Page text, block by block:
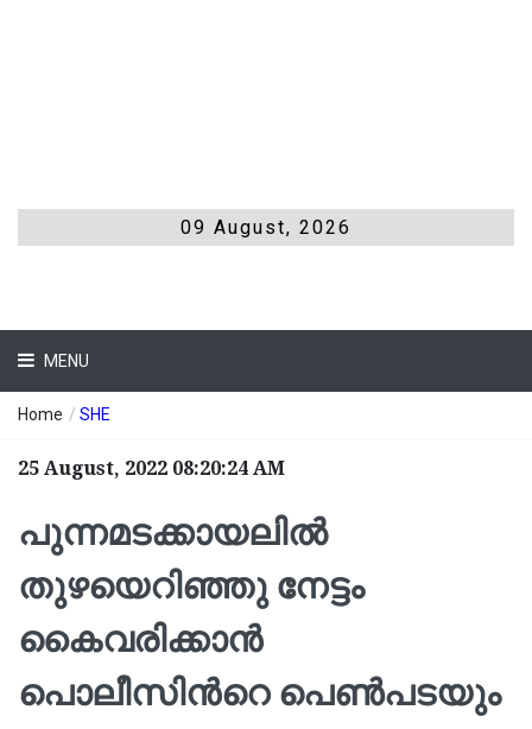
09 August, 2026
MENU
Home / SHE
25 August, 2022 08:20:24 AM
പുന്നമടക്കായലിൽ
തുഴയെറിഞ്ഞു നേട്ടം
കൈവരിക്കാൻ
പൊലീസിന്‍റെ പെൺപടയും